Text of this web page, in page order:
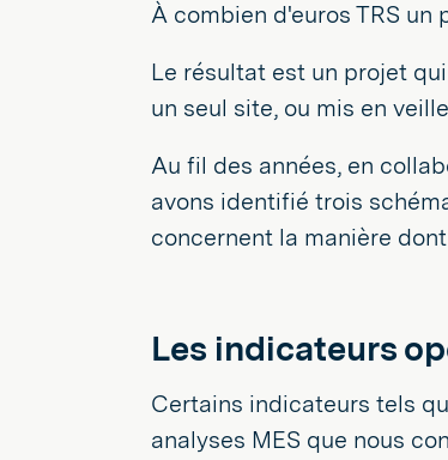
À combien d'euros TRS un
Le résultat est un projet
un seul site, ou mis en
Au fil des années, en
avons identifié trois
concernent la manière
Les indicateurs
Certains indicateurs tels
analyses MES que nous